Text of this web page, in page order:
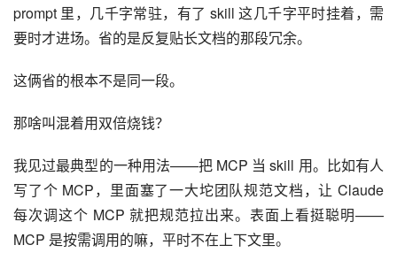
prompt 里，几千字常驻，有了 skill 这几千字平时挂着，需
要时才进场。省的是反复贴长文档的那段冗余。
这俩省的根本不是同一段。
那啥叫混着用双倍烧钱？
我见过最典型的一种用法——把 MCP 当 skill 用。比如有人
写了个 MCP，里面塞了一大坨团队规范文档，让 Claude
每次调这个 MCP 就把规范拉出来。表面上看挺聪明——
MCP 是按需调用的嘛，平时不在上下文里。